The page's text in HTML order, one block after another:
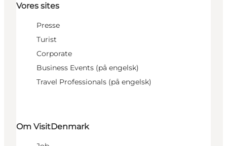
Vores sites
Presse
Turist
Corporate
Business Events (på engelsk)
Travel Professionals (på engelsk)
Om VisitDenmark